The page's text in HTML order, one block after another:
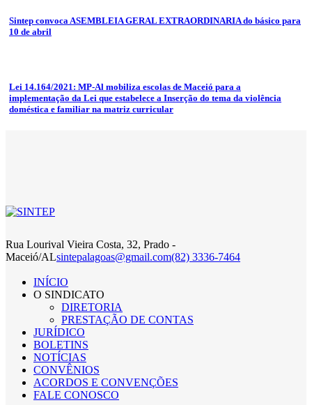
Sintep convoca ASEMBLEIA GERAL EXTRAORDINARIA do básico para
10 de abril
Lei 14.164/2021: MP-Al mobiliza escolas de Maceió para a
implementação da Lei que estabelece a Inserção do tema da violência
doméstica e familiar na matriz curricular
Rua Lourival Vieira Costa, 32, Prado -
Maceió/ALsintepalagoas@gmail.com(82) 3336-7464
INÍCIO
O SINDICATO
DIRETORIA
PRESTAÇÃO DE CONTAS
JURÍDICO
BOLETINS
NOTÍCIAS
CONVÊNIOS
ACORDOS E CONVENÇÕES
FALE CONOSCO